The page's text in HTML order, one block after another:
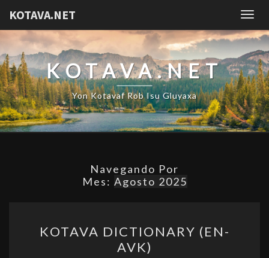
KOTAVA.NET
KOTAVA.NET
Yon Kotavaf Rob Isu Gluyaxa
Navegando Por
Mes: Agosto 2025
DICTIONARY
(EN-
KOTAVA DICTIONARY (EN-
AVK)